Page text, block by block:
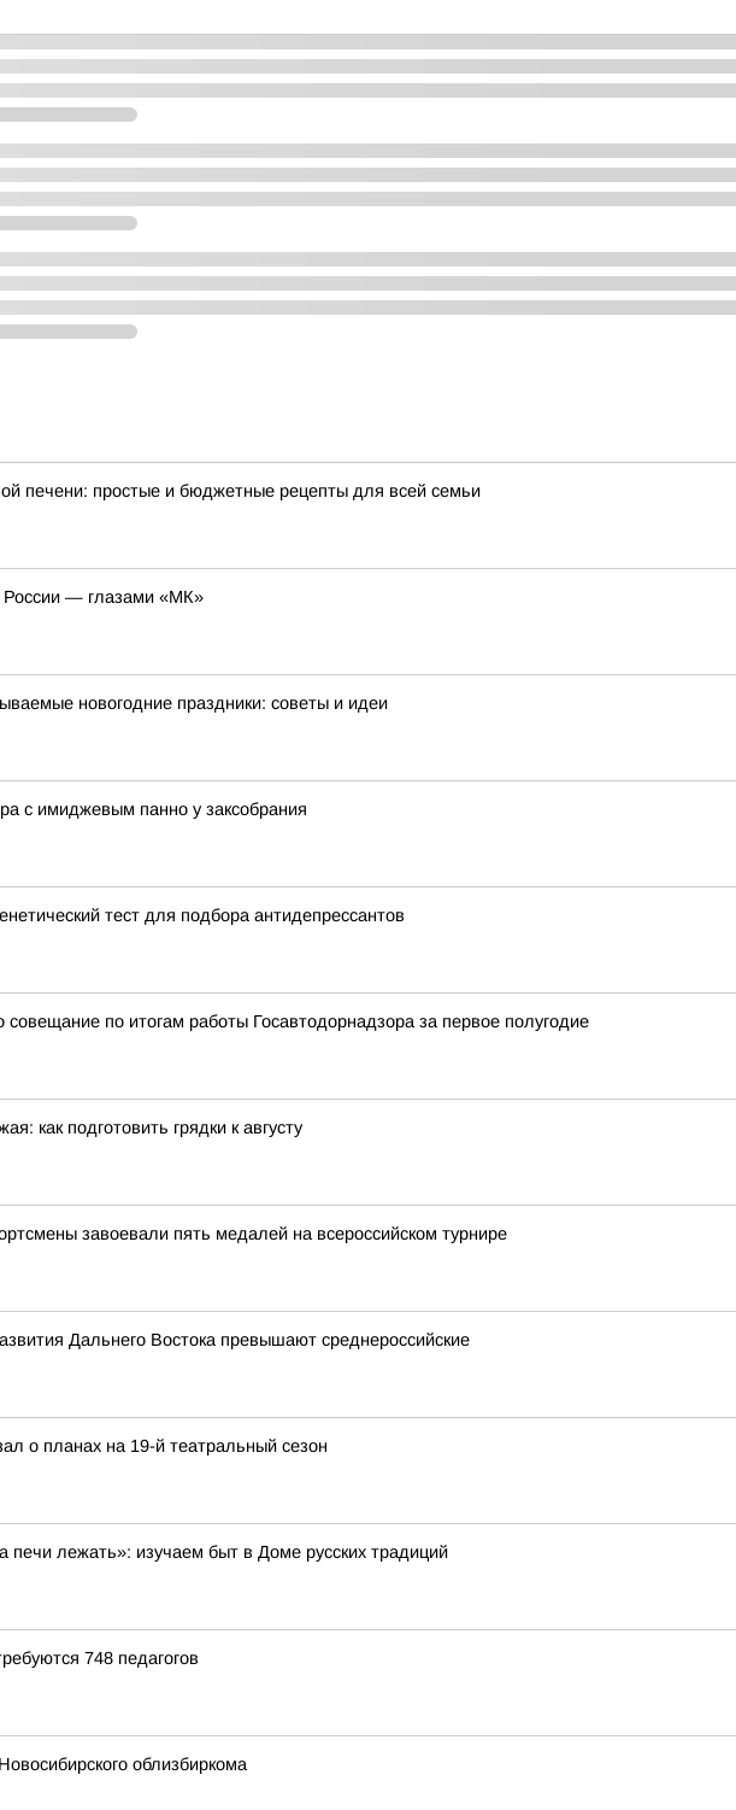
печени: простые и бюджетные рецепты для всей семьи
России — глазами «МК»
новогодние праздники: советы и идеи
с имиджевым панно у заксобрания
тест для подбора антидепрессантов
по итогам работы Госавтодорнадзора за первое полугодие
как подготовить грядки к августу
завоевали пять медалей на всероссийском турнире
Дальнего Востока превышают среднероссийские
о планах на 19-й театральный сезон
печи лежать»: изучаем быт в Доме русских традиций
748 педагогов
облизбиркома